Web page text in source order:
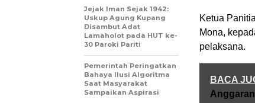
Ketua
Mona,
pelaksana.
BACA
Jejak Iman Sejak 1942:
Uskup Agung Kupang
Disambut Adat
Lamaholot pada HUT ke-
30 Paroki Pariti
Pemerintah Peringatkan
Bahaya Ilusi Algoritma
Saat Masyarakat
Sampaikan Aspirasi